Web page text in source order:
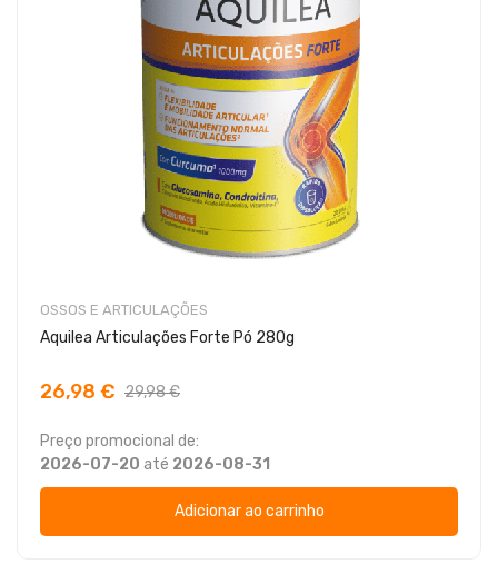
OSSOS E ARTICULAÇÕES
Aquilea Articulações Forte Pó 280g
26,98 € 29,98 €
Preço promocional de:
2026-07-20 até 2026-08-31
Adicionar ao carrinho